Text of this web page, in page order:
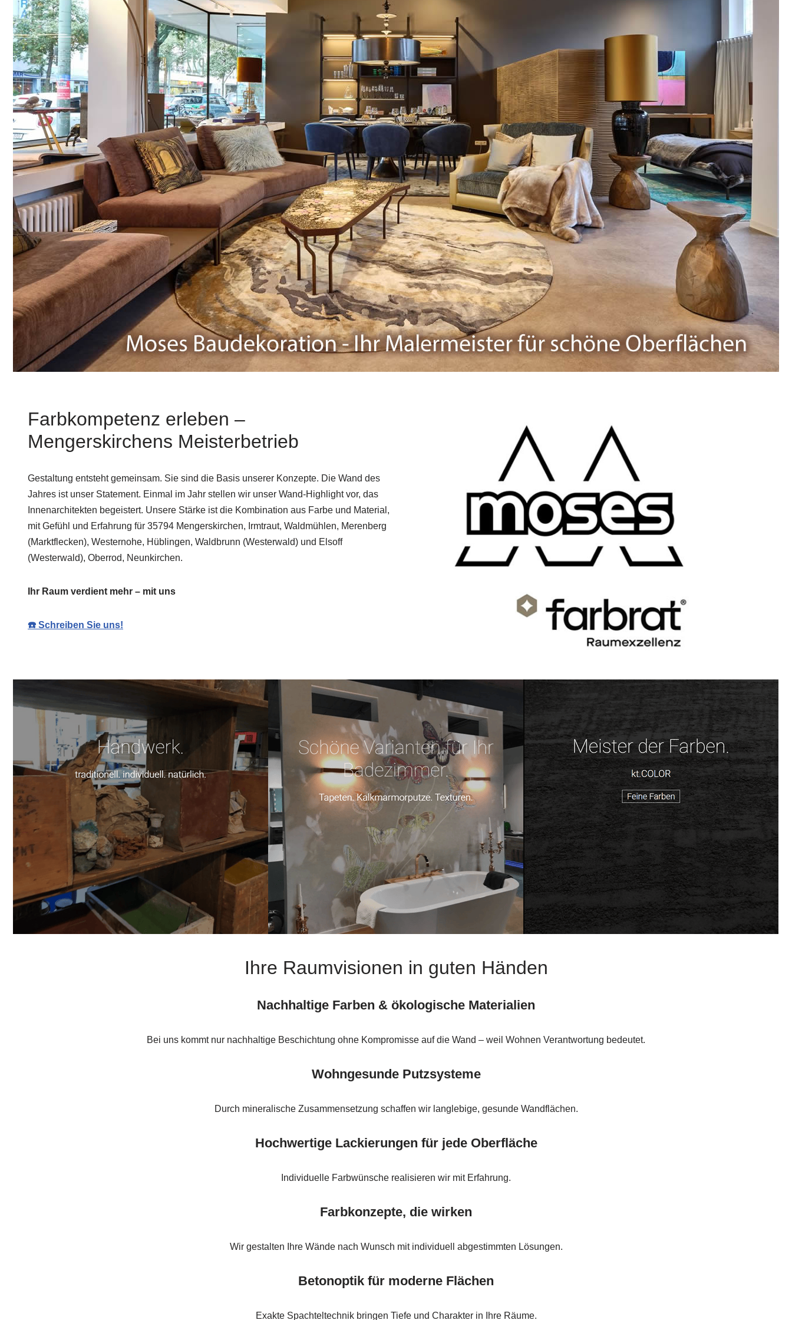
Farbkompetenz erleben –
Mengerskirchens Meisterbetrieb
Gestaltung entsteht gemeinsam. Sie sind die Basis unserer Konzepte. Die Wand des
Jahres ist unser Statement. Einmal im Jahr stellen wir unser Wand-Highlight vor, das
Innenarchitekten begeistert. Unsere Stärke ist die Kombination aus Farbe und Material,
mit Gefühl und Erfahrung für 35794 Mengerskirchen, Irmtraut, Waldmühlen, Merenberg
(Marktflecken), Westernohe, Hüblingen, Waldbrunn (Westerwald) und Elsoff
(Westerwald), Oberrod, Neunkirchen.
Ihr Raum verdient mehr – mit uns
☎️ Schreiben Sie uns!
Ihre Raumvisionen in guten Händen
Nachhaltige Farben & ökologische Materialien
Bei uns kommt nur nachhaltige Beschichtung ohne Kompromisse auf die Wand – weil Wohnen Verantwortung bedeutet.
Wohngesunde Putzsysteme
Durch mineralische Zusammensetzung schaffen wir langlebige, gesunde Wandflächen.
Hochwertige Lackierungen für jede Oberfläche
Individuelle Farbwünsche realisieren wir mit Erfahrung.
Farbkonzepte, die wirken
Wir gestalten Ihre Wände nach Wunsch mit individuell abgestimmten Lösungen.
Betonoptik für moderne Flächen
Exakte Spachteltechnik bringen Tiefe und Charakter in Ihre Räume.